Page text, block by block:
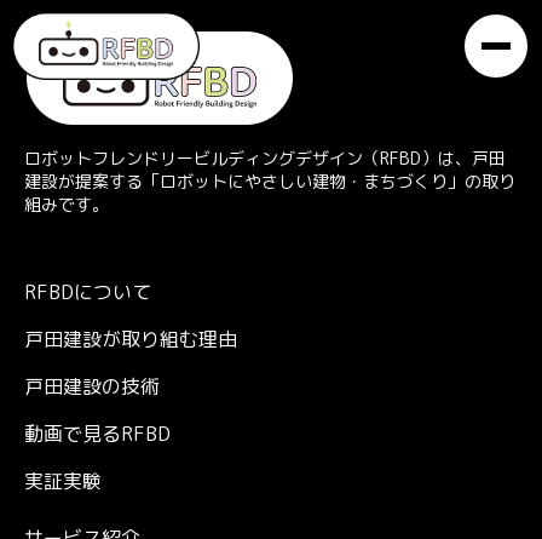
ロボットフレンドリービルディングデザイン（RFBD）は、戸田
建設が提案する「ロボットにやさしい建物・まちづくり」の取り
組みです。
RFBDについて
戸田建設が取り組む理由
戸田建設の技術
動画で見るRFBD
実証実験